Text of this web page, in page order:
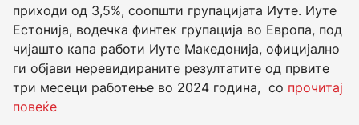
приходи од 3,5%, соопшти групацијата Иуте. Иуте
Естонија, водечка финтек групација во Европа, под
чијашто капа работи Иуте Македонија, официјално
ги објави неревидираните резултатите од првите
три месеци работење во 2024 година, со прочитај
повеќе